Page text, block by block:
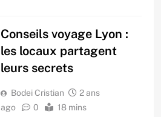
Conseils voyage Lyon :
les locaux partagent
leurs secrets
Bodei Cristian
2 ans
ago
0 18 mins